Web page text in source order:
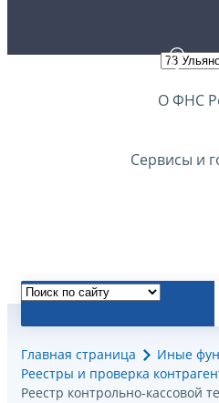
О ФНС
Сервисы и
Главная страница
Иные
Реестры и проверка
Реестр контрольно-кассовой